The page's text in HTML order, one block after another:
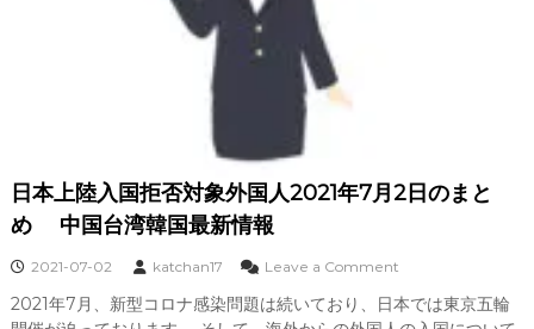
る
あ
る
日本上陸入国拒否対象外国人2021年7月2日のまと
め 中国台湾韓国最新情報
2021-07-02 katchan17 Leave a Commento
日
2021年7月、新型コロナ感染問題は続いており、日本では東京五輪